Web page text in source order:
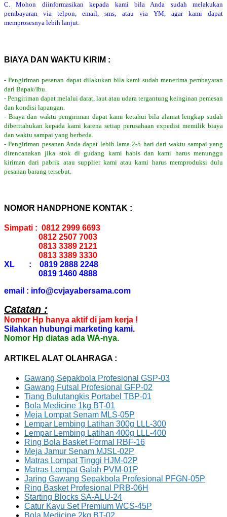
C. Mohon diinformasikan kepada kami bila Anda sudah melakukan
pembayaran via telpon, email, sms, atau via YM, agar kami dapat
memprosesnya lebih lanjut.
BIAYA DAN WAKTU KIRIM :
- Pengiriman pesanan dapat dilakukan bila kami sudah menerima pembayaran
dari Bapak/Ibu.
- Pengiriman dapat melalui darat, laut atau udara tergantung keinginan pemesan
dan kondisi lapangan.
- Biaya dan waktu pengiriman dapat kami ketahui bila alamat lengkap sudah
diberitahukan kepada kami karena setiap perusahaan expedisi memilik biaya
dan waktu sampai yang berbeda.
- Pengiriman pesanan Anda dapat lebih lama 2-5 hari dari waktu sampai yang
direncanakan jika stok di gudang kami habis dan kami harus menunggu
kiriman dari pabrik atau supplier kami atau kami harus memproduksi dulu
pesanan barang tersebut.
NOMOR HANDPHONE KONTAK :
Simpati : 0812 2999 6693
0812 2507 7003
0813 3389 2121
0813 3389 3330
XL : 0819 2888 2248
0819 1460 4888
email : info@cvjayabersama.com
Catatan :
Nomor Hp hanya aktif di jam kerja !
Silahkan hubungi marketing kami.
Nomor Hp diatas ada WA-nya.
ARTIKEL ALAT OLAHRAGA :
Gawang Sepakbola Profesional GSP-03
Gawang Futsal Profesional GFP-02
Tiang Bulutangkis Portabel TBP-01
Bola Medicine 1kg BT-01
Meja Lompat Senam MLS-05P
Lempar Lembing Latihan 300g LLL-300
Lempar Lembing Latihan 400g LLL-400
Ring Bola Basket Formal RBF-16
Meja Jamur Senam MJSL-02P
Matras Lompat Tinggi HJM-02P
Matras Lompat Galah PVM-01P
Jaring Gawang Sepakbola Profesional PFGN-05P
Ring Basket Profesional PRB-06H
Starting Blocks SA-ALU-24
Catur Kayu Set Premium WCS-45P
Bola Medicine 2kg BT-02